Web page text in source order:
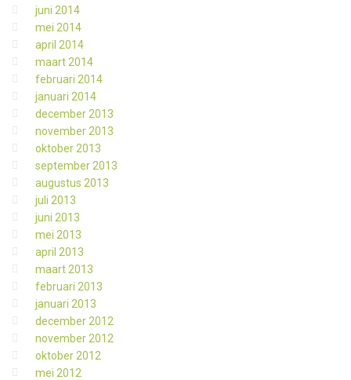
juni 2014
mei 2014
april 2014
maart 2014
februari 2014
januari 2014
december 2013
november 2013
oktober 2013
september 2013
augustus 2013
juli 2013
juni 2013
mei 2013
april 2013
maart 2013
februari 2013
januari 2013
december 2012
november 2012
oktober 2012
mei 2012